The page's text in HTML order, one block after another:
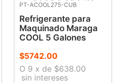
PT-ACOOL275-CUB
Refrigerante para
Maquinado Maraga
COOL 5 Galones
$5742.00
O 9 x de $638.00
sin intereses